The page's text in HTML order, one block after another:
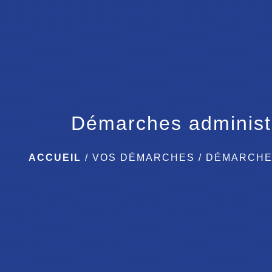
Démarches
ACCUEIL / VOS DÉMARCHES /